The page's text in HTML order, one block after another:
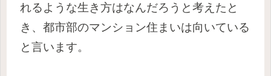
れるような生き方はなんだろうと考えたと
き、都市部のマンション住まいは向いている
と言います。